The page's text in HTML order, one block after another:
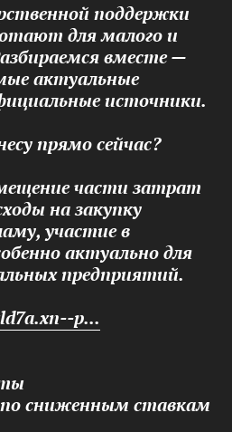
поддержки
для малого и
вместе —
актуальные
источники.
прямо сейчас?
части затрат
на закупку
участие в
актуально для
предприятий.
p...
сниженным ставкам